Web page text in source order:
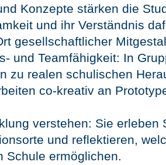
Konzepte stärken die
und ihr Verständnis
gesellschaftlicher
und Teamfähigkeit: In
zu realen schulischen
co-kreativ an
verstehen: Sie erleben
und reflektieren,
Schule ermöglichen.